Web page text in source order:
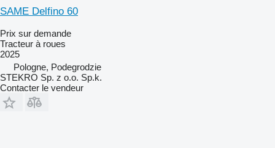
SAME Delfino 60
Prix sur demande
Tracteur à roues
2025
Pologne, Podegrodzie
STEKRO Sp. z o.o. Sp.k.
Contacter le vendeur